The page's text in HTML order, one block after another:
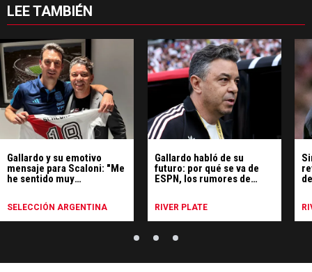
LEE TAMBIÉN
Gallardo y su emotivo
mensaje para Scaloni: "Me
he sentido muy
SELECCIÓN ARGENTINA
Gallardo habló de su
futuro: por qué se va de
ESPN, los rumores de
RIVER PLATE